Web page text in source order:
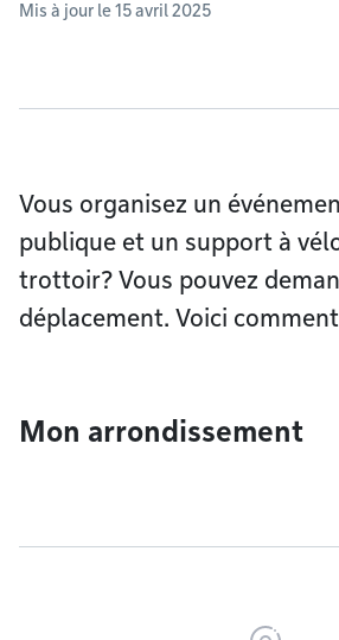
Mis à jour le 15 avril 2025
Vous organisez un
publique et un support à
trottoir? Vous pouvez
déplacement. Voici
Mon arrondissement